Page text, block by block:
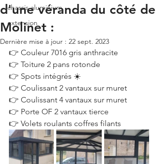
chassis aluminium
extension
d'une véranda du côté de
Molinet :
Dernière mise à jour : 22 sept. 2023
👉 Couleur 7016 gris anthracite
👉 Toiture 2 pans rotonde
👉 Spots intégrés ☀️
👉 Coulissant 2 vantaux sur muret
👉 Coulissant 4 vantaux sur muret
👉 Porte OF 2 vantaux tierce
👉 Volets roulants coffres filants